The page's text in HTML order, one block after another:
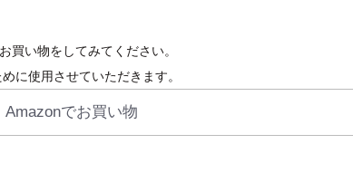
買い物をしてみてください。
に使用させていただきます。
Amazonでお買い物